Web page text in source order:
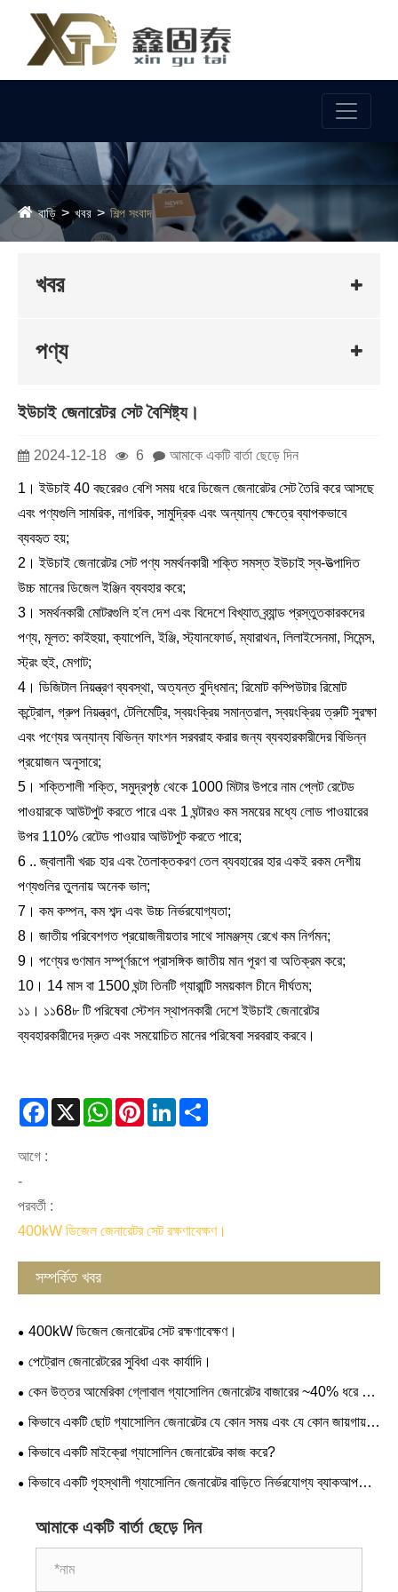
বাড়ি খবর শিল্প সংবাদ
খবর
পণ্য
ইউচাই জেনারেটর সেট বৈশিষ্ট্য।
2024-12-18 6 আমাকে একটি বার্তা ছেড়ে দিন
1। ইউচাই 40 বছরেরও বেশি সময় ধরে ডিজেল জেনারেটর সেট তৈরি করে আসছে
এবং পণ্যগুলি সামরিক, নাগরিক, সামুদ্রিক এবং অন্যান্য ক্ষেত্রে ব্যাপকভাবে
ব্যবহৃত হয়;
2। ইউচাই জেনারেটর সেট পণ্য সমর্থনকারী শক্তি সমস্ত ইউচাই স্ব-উত্পাদিত
উচ্চ মানের ডিজেল ইঞ্জিন ব্যবহার করে;
3। সমর্থনকারী মোটরগুলি হ'ল দেশ এবং বিদেশে বিখ্যাত ব্র্যান্ড প্রস্তুতকারকদের
পণ্য, মূলত: কাইহুয়া, ক্যাপেলি, ইঞ্জি, স্ট্যানফোর্ড, ম্যারাথন, লিলাইসেনমা, সিমেন্স,
স্ট্রং হুই, মেগাট;
4। ডিজিটাল নিয়ন্ত্রণ ব্যবস্থা, অত্যন্ত বুদ্ধিমান; রিমোট কম্পিউটার রিমোট
কন্ট্রোল, গ্রুপ নিয়ন্ত্রণ, টেলিমেট্রি, স্বয়ংক্রিয় সমান্তরাল, স্বয়ংক্রিয় ত্রুটি সুরক্ষা
এবং পণ্যের অন্যান্য বিভিন্ন ফাংশন সরবরাহ করার জন্য ব্যবহারকারীদের বিভিন্ন
প্রয়োজন অনুসারে;
5। শক্তিশালী শক্তি, সমুদ্রপৃষ্ঠ থেকে 1000 মিটার উপরে নাম প্লেট রেটেড
পাওয়ারকে আউটপুট করতে পারে এবং 1 ঘন্টারও কম সময়ের মধ্যে লোড পাওয়ারের
উপর 110% রেটেড পাওয়ার আউটপুট করতে পারে;
6 .. জ্বালানী খরচ হার এবং তৈলাক্তকরণ তেল ব্যবহারের হার একই রকম দেশীয়
পণ্যগুলির তুলনায় অনেক ভাল;
7। কম কম্পন, কম শব্দ এবং উচ্চ নির্ভরযোগ্যতা;
8। জাতীয় পরিবেশগত প্রয়োজনীয়তার সাথে সামঞ্জস্য রেখে কম নির্গমন;
9। পণ্যের গুণমান সম্পূর্ণরূপে প্রাসঙ্গিক জাতীয় মান পূরণ বা অতিক্রম করে;
10। 14 মাস বা 1500 ঘন্টা তিনটি গ্যারান্টি সময়কাল চীনে দীর্ঘতম;
১১। ১১68৮ টি পরিষেবা স্টেশন স্থাপনকারী দেশে ইউচাই জেনারেটর
ব্যবহারকারীদের দ্রুত এবং সময়োচিত মানের পরিষেবা সরবরাহ করবে।
Facebook
X WhatsAppPinterestLinkedIn
আগে :
-
পরবর্তী :
400kW ডিজেল জেনারেটর সেট রক্ষণাবেক্ষণ।
সম্পর্কিত খবর
400kW ডিজেল জেনারেটর সেট রক্ষণাবেক্ষণ।
পেট্রোল জেনারেটরের সুবিধা এবং কার্যাদি।
কেন উত্তর আমেরিকা গ্লোবাল গ্যাসোলিন জেনারেটর বাজারের ~40% ধরে রাখে
চরম আবহাওয়া ইভেন্ট ড্রাইভ ব্যাকআপ পাওয়ার গ্রহণ
কিভাবে একটি ছোট গ্যাসোলিন জেনারেটর যে কোন সময় এবং যে কোন জায়গায়
নির্ভরযোগ্য শক্তি প্রদান করতে পারে?
কিভাবে একটি মাইক্রো গ্যাসোলিন জেনারেটর কাজ করে?
কিভাবে একটি গৃহস্থালী গ্যাসোলিন জেনারেটর বাড়িতে নির্ভরযোগ্য ব্যাকআপ
আমাকে একটি বার্তা ছেড়ে দিন